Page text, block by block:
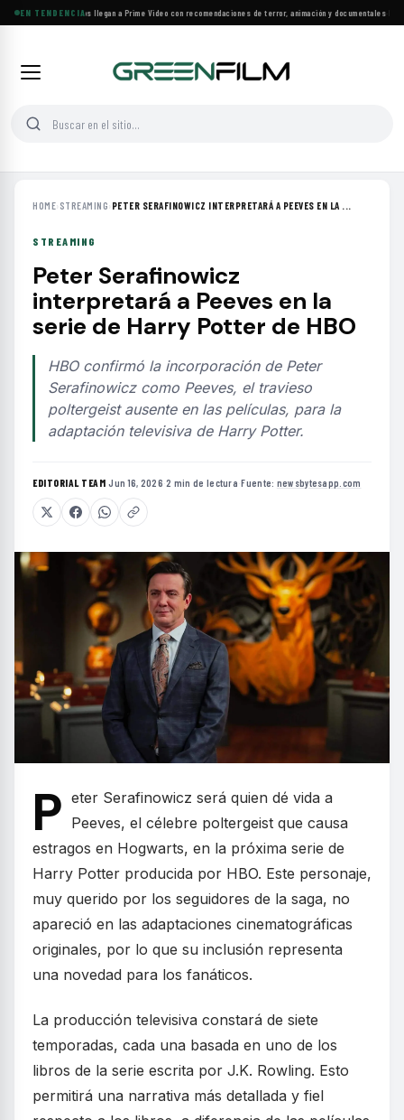
EN TENDENCIA
Más de 160 estrenos llegan a Prime Video con recomendaciones de terror, animación y documentales·Las
HOME› STREAMING› PETER SERAFINOWICZ INTERPRETARÁ A PEEVES EN LA ...
STREAMING
Peter Serafinowicz
interpretará a Peeves en la
serie de Harry Potter de HBO
HBO confirmó la incorporación de Peter
Serafinowicz como Peeves, el travieso
poltergeist ausente en las películas, para la
adaptación televisiva de Harry Potter.
EDITORIAL TEAM·Jun 16, 2026·2 min de lectura·Fuente: newsbytesapp.com
P eter Serafinowicz será quien dé vida a
Peeves, el célebre poltergeist que causa
estragos en Hogwarts, en la próxima serie de
Harry Potter producida por HBO. Este personaje,
muy querido por los seguidores de la saga, no
apareció en las adaptaciones cinematográficas
originales, por lo que su inclusión representa
una novedad para los fanáticos.
La producción televisiva constará de siete
temporadas, cada una basada en uno de los
libros de la serie escrita por J.K. Rowling. Esto
permitirá una narrativa más detallada y fiel